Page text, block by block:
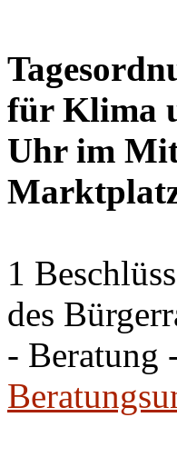
für Klima
Uhr im
1
des
- Beratung